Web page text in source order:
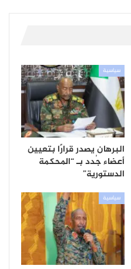
سياسية
البرهان يصدر قرارًا بتعيين
أعضاء جُدد بـ “المحكمة
الدستورية”
سياسية